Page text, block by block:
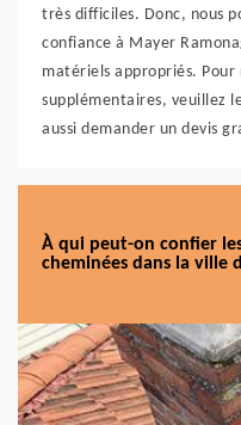
très difficiles. Donc, nous
confiance à Mayer
matériels appropriés.
supplémentaires, veuillez
aussi demander un devis
À qui peut-on confier
cheminées dans la ville